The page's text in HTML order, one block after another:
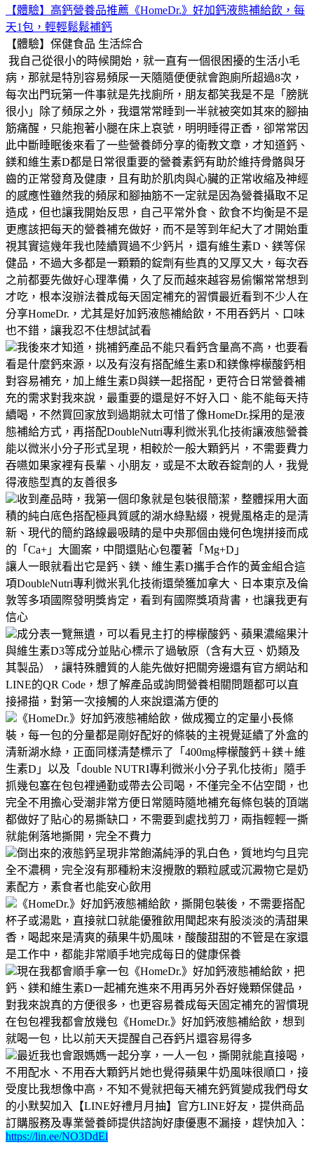
【體驗】高鈣營養品推薦《HomeDr.》好加鈣液態補給飲，每
天1包，輕輕鬆鬆補鈣
【體驗】保健食品 生活綜合
我自己從很小的時候開始，就一直有一個很困擾的生活小毛
病，那就是特別容易頻尿一天隨隨便便就會跑廁所超過8次，
每次出門玩第一件事就是先找廁所，朋友都笑我是不是「膀胱
很小」除了頻尿之外，我還常常睡到一半就被突如其來的腳抽
筋痛醒，只能抱著小腿在床上哀號，明明睡得正香，卻常常因
此中斷睡眠後來看了一些營養師分享的衛教文章，才知道鈣、
鎂和維生素D都是日常很重要的營養素鈣有助於維持骨骼與牙
齒的正常發育及健康，且有助於肌肉與心臟的正常收縮及神經
的感應性雖然我的頻尿和腳抽筋不一定就是因為營養攝取不足
造成，但也讓我開始反思，自己平常外食、飲食不均衡是不是
更應該把每天的營養補充做好，而不是等到年紀大了才開始重
視其實這幾年我也陸續買過不少鈣片，還有維生素D、鎂等保
健品，不過大多都是一顆顆的錠劑有些真的又厚又大，每次吞
之前都要先做好心理準備，久了反而越來越容易偷懶常常想到
才吃，根本沒辦法養成每天固定補充的習慣最近看到不少人在
分享HomeDr.，尤其是好加鈣液態補給飲，不用吞鈣片、口味
也不錯，讓我忍不住想試試看
我後來才知道，挑補鈣產品不能只看鈣含量高不高，也要看
看是什麼鈣來源，以及有沒有搭配維生素D和鎂像檸檬酸鈣相
對容易補充，加上維生素D與鎂一起搭配，更符合日常營養補
充的需求對我來說，最重要的還是好不好入口、能不能每天持
續喝，不然買回家放到過期就太可惜了像HomeDr.採用的是液
態補給方式，再搭配DoubleNutri專利微米乳化技術讓液態營養
能以微米小分子形式呈現，相較於一般大顆鈣片，不需要費力
吞嚥如果家裡有長輩、小朋友，或是不太敢吞錠劑的人，我覺
得液態型真的友善很多
收到產品時，我第一個印象就是包裝很簡潔，整體採用大面
積的純白底色搭配極具質感的湖水綠點綴，視覺風格走的是清
新、現代的簡約路線最吸睛的是中央那個由幾何色塊拼接而成
的「Ca+」大圖案，中間還貼心包覆著「Mg+D」
讓人一眼就看出它是鈣、鎂、維生素D攜手合作的黃金組合這
項DoubleNutri專利微米乳化技術還榮獲加拿大、日本東京及倫
敦等多項國際發明獎肯定，看到有國際獎項背書，也讓我更有
信心
成分表一覽無遺，可以看見主打的檸檬酸鈣、蘋果濃縮果汁
與維生素D3等成分並貼心標示了過敏原（含有大豆、奶類及
其製品），讓特殊體質的人能先做好把關旁邊還有官方網站和
LINE的QR Code，想了解產品或詢問營養相關問題都可以直
接掃描，對第一次接觸的人來說還滿方便的
《HomeDr.》好加鈣液態補給飲，做成獨立的定量小長條
裝，每一包的分量都是剛好配好的條裝的主視覺延續了外盒的
清新湖水綠，正面同樣清楚標示了「400mg檸檬酸鈣＋鎂＋維
生素D」以及「double NUTRI專利微米小分子乳化技術」隨手
抓幾包塞在包包裡通勤或帶去公司喝，不僅完全不佔空間，也
完全不用擔心受潮非常方便日常隨時隨地補充每條包裝的頂端
都做好了貼心的易撕缺口，不需要到處找剪刀，兩指輕輕一撕
就能俐落地撕開，完全不費力
倒出來的液態鈣呈現非常飽滿純淨的乳白色，質地均勻且完
全不濃稠，完全沒有那種粉末沒攪散的顆粒感或沉澱物它是奶
素配方，素食者也能安心飲用
《HomeDr.》好加鈣液態補給飲，撕開包裝後，不需要搭配
杯子或湯匙，直接就口就能優雅飲用聞起來有股淡淡的清甜果
香，喝起來是清爽的蘋果牛奶風味，酸酸甜甜的不管是在家還
是工作中，都能非常順手地完成每日的健康保養
現在我都會順手拿一包《HomeDr.》好加鈣液態補給飲，把
鈣、鎂和維生素D一起補充進來不用再另外吞好幾顆保健品，
對我來說真的方便很多，也更容易養成每天固定補充的習慣現
在包包裡我都會放幾包《HomeDr.》好加鈣液態補給飲，想到
就喝一包，比以前天天提醒自己吞鈣片還容易得多
最近我也會跟媽媽一起分享，一人一包，撕開就能直接喝，
不用配水、不用吞大顆鈣片她也覺得蘋果牛奶風味很順口，接
受度比我想像中高，不知不覺就把每天補充鈣質變成我們母女
的小默契加入【LINE好禮月月抽】官方LINE好友，提供商品
訂購服務及專業營養師提供諮詢好康優惠不漏接，趕快加入：
https://lin.ee/NO3DdEl